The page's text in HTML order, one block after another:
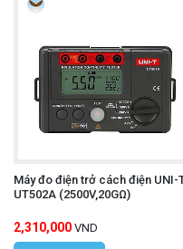
Máy đo điện trở cách điện UNI-
UT502A (2500V,20GΩ)
2,310,000 VND